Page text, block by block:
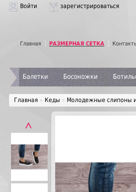
Войти зарегистрироваться
Главная РАЗМЕРНАЯ СЕТКА
Балетки Босоножки
Главная » Кеды » Молодежные слипоны
˄